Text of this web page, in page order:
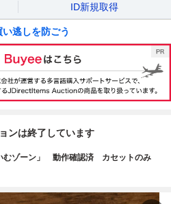
ID新規取得
逃しを防ごう
ンは終了しています
ーン」 動作確認済 カセットのみ